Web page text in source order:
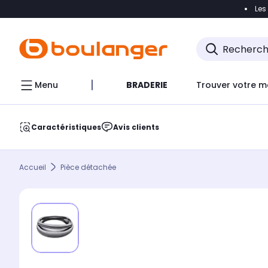
Accéder
Menu BRADERIE Trouver votre
Caractéristiques Avis clients
Accueil Pièce détachée